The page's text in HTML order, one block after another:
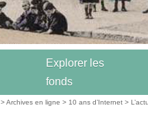
Explorer les
fonds
>Archives en ligne > 10 ans d’Internet >